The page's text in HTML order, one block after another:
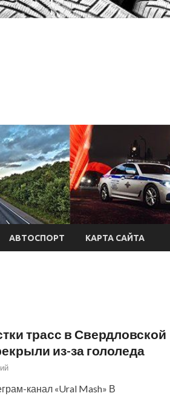
АВТОСПОРТ КАРТА САЙТА
трасс в Свердловской
из-за гололеда
канал «Ural Mash» В